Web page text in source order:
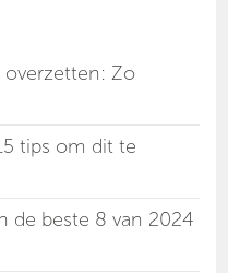
overzetten: Zo
tips om dit te
de beste 8 van 2024